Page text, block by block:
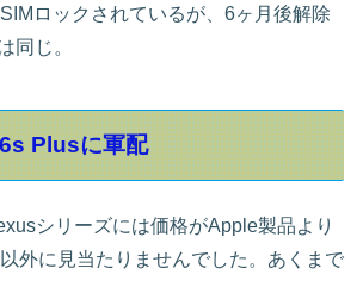
ロックされているが、6ヶ月後解除
同じ。
Plusに軍配
シリーズには価格がApple製品より
外に見当たりませんでした。あくまで